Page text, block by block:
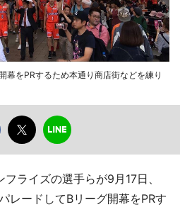
幕をPRするため本通り商店街などを練り
ライズの選手らが9月17日、
レードしてBリーグ開幕をPRす